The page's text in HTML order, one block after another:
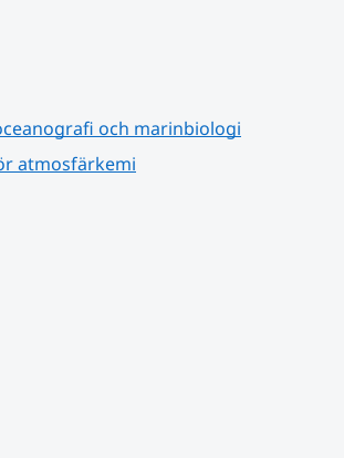
och marinbiologi
atmosfärkemi